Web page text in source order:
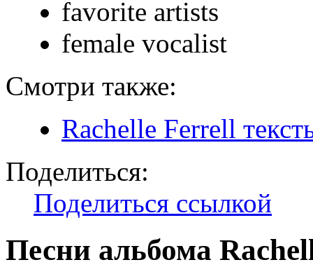
favorite artists
female vocalist
Смотри также:
Rachelle Ferrell
Поделиться:
Поделиться ссылкой
Песни альбома